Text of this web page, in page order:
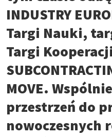
INDUSTRY
Targi Nauki,
Targi
MOVE.
przestrzeń do
nowoczesnych